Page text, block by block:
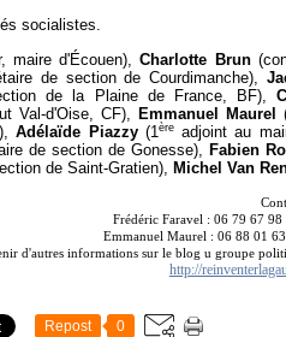
socialistes.
maire d'Écouen),Charlotte Brun
de section de Courdimanche),
de la Plaine de France, BF),
Val-d'Oise, CF),Emmanuel Maurel
Adélaïde Piazzy(1èreadjoint au
de section de Gonesse), Fabien
de Saint-Gratien), Michel Van
Frédéric Faravel : 06 79 67
Emmanuel Maurel : 06 88 01
d'autres informations sur le blog u groupe
http://
Repost 0